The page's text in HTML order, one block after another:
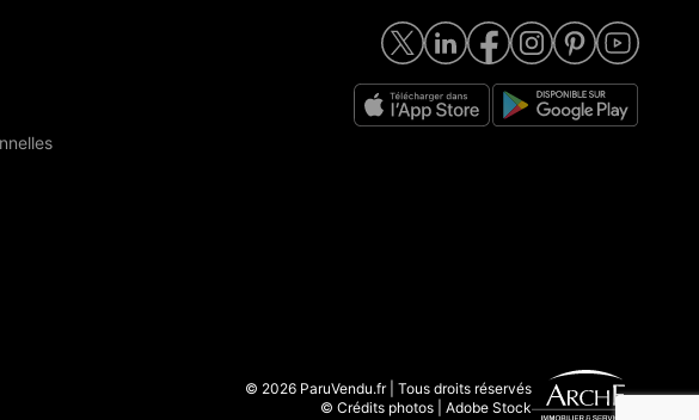
© 2026 ParuVendu.fr | Tous droits réservés
© Crédits photos | Adobe Stock